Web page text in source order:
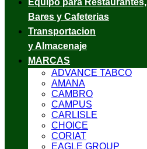
Equipo para Restaurantes,
Bares y Cafeterias
Transportacion
y Almacenaje
MARCAS
ADVANCE TABCO
AMANA
CAMBRO
CAMPUS
CARLISLE
CHOICE
CORIAT
EAGLE GROUP